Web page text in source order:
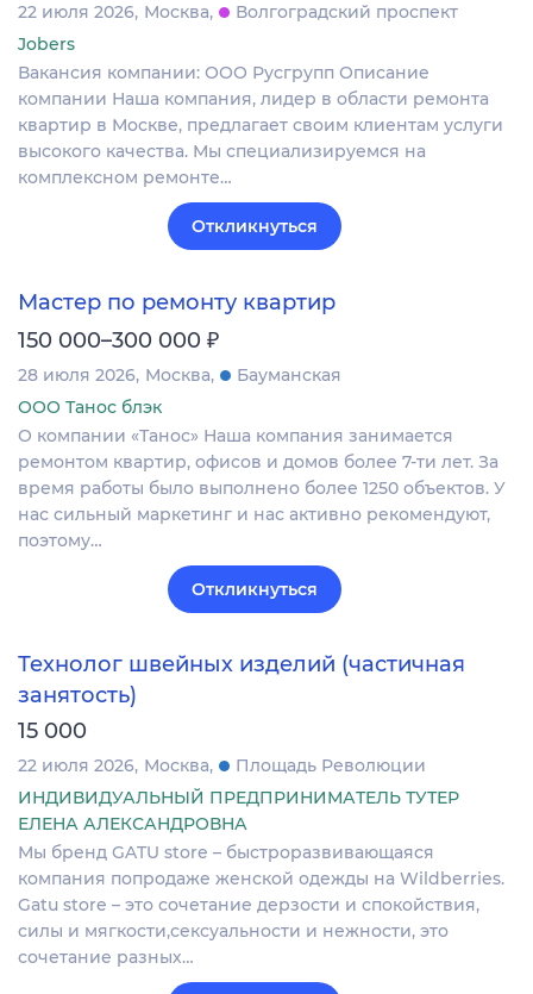
22 июля 2026 Москва
Волгоградский проспект
Jobers
Вакансия компании: ООО Русгрупп Описание
компании Наша компания, лидер в области ремонта
квартир в Москве, предлагает своим клиентам услуги
высокого качества. Мы специализируемся на
комплексном ремонте…
Откликнуться
Мастер по ремонту квартир
150 000–300 000 ₽
28 июля 2026 Москва
Бауманская
ООО Танос блэк
О компании «Танос» Наша компания занимается
ремонтом квартир, офисов и домов более 7-ти лет. За
время работы было выполнено более 1250 объектов. У
нас сильный маркетинг и нас активно рекомендуют,
поэтому…
Откликнуться
Технолог швейных изделий (частичная
занятость)
15 000
22 июля 2026 Москва
Площадь Революции
ИНДИВИДУАЛЬНЫЙ ПРЕДПРИНИМАТЕЛЬ ТУТЕР
ЕЛЕНА АЛЕКСАНДРОВНА
Мы бренд GATU store – быстроразвивающаяся
компания попродаже женской одежды на Wildberries.
Gatu store – это сочетание дерзости и спокойствия,
силы и мягкости,сексуальности и нежности, это
сочетание разных…